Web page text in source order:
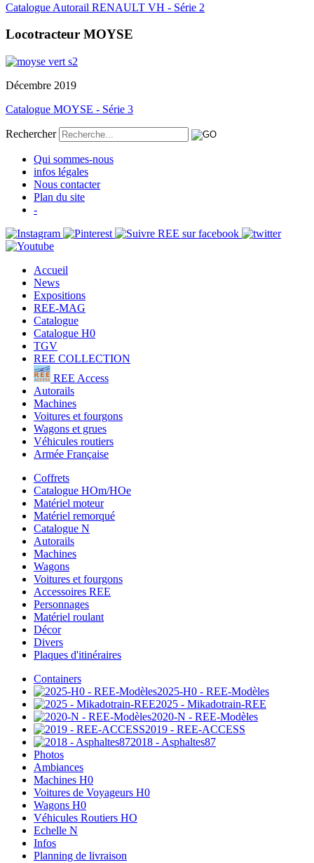
Catalogue Autorail RENAULT VH - Série 2
Locotracteur MOYSE
Décembre 2019
Catalogue MOYSE - Série 3
Rechercher
Qui sommes-nous
infos légales
Nous contacter
Plan du site
-
Accueil
News
Expositions
REE-MAG
Catalogue
Catalogue H0
TGV
REE COLLECTION
REE Access
Autorails
Machines
Voitures et fourgons
Wagons et grues
Véhicules routiers
Armée Française
Coffrets
Catalogue HOm/HOe
Matériel moteur
Matériel remorqué
Catalogue N
Autorails
Machines
Wagons
Voitures et fourgons
Accessoires REE
Personnages
Matériel roulant
Décor
Divers
Plaques d'itinéraires
Containers
2025-H0 - REE-Modèles
2025 - Mikadotrain-REE
2020-N - REE-Modèles
2019 - REE-ACCESS
2018 - Asphaltes87
Photos
Ambiances
Machines H0
Voitures de Voyageurs H0
Wagons H0
Véhicules Routiers HO
Echelle N
Infos
Planning de livraison